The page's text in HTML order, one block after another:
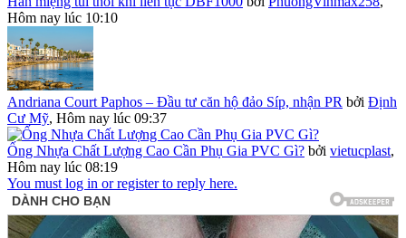
Hôm nay lúc 10:10
Andriana Court Paphos – Đầu tư căn hộ đảo Síp, nhận PR bởi Định
Cư Mỹ, Hôm nay lúc 09:37
Ống Nhựa Chất Lượng Cao Cần Phụ Gia PVC Gì? bởi vietucplast,
Hôm nay lúc 08:19
You must log in or register to reply here.